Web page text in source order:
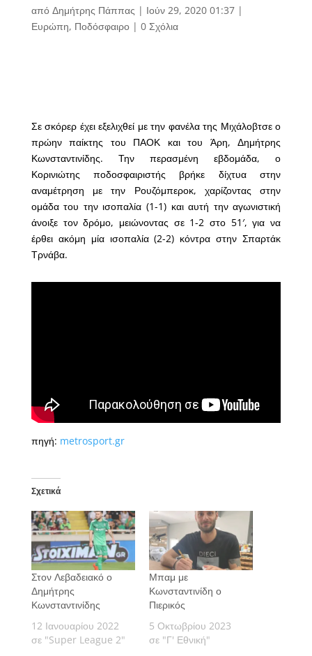
από Δημήτρης Πάππας | Ιούν 29, 2020 01:37|
Ευρώπη, Ποδόσφαιρο| 0 Σχόλια
Σε σκόρερ έχει εξελιχθεί με την φανέλα της Μιχάλοβτσε ο
πρώην παίκτης του ΠΑΟΚ και του Άρη, Δημήτρης
Κωνσταντινίδης. Την περασμένη εβδομάδα, ο
Κορινιώτης ποδοσφαιριστής βρήκε δίχτυα στην
αναμέτρηση με την Ρουζόμπεροκ, χαρίζοντας στην
ομάδα του την ισοπαλία (1-1) και αυτή την αγωνιστική
άνοιξε τον δρόμο, μειώνοντας σε 1-2 στο 51′, για να
έρθει ακόμη μία ισοπαλία (2-2) κόντρα στην Σπαρτάκ
Τρνάβα.
πηγή: metrosport.gr
Σχετικά
Στον Λεβαδειακό ο
Δημήτρης
Κωνσταντινίδης
12 Ιανουαρίου 2022
σε "Super League 2"
Μπαμ με
Κωνσταντινίδη ο
Πιερικός
5 Οκτωβρίου 2023
σε "Γ' Εθνική"